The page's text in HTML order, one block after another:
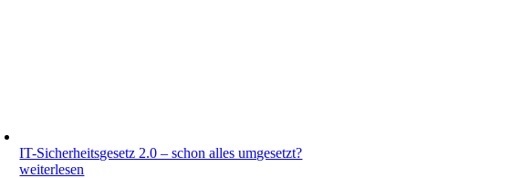
IT-Sicherheitsgesetz 2.0 – schon alles umgesetzt?
weiterlesen